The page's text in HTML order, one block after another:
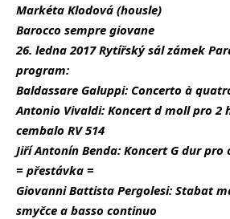
Markéta Klodová (housle)
Barocco sempre giovane
26. ledna 2017 Rytířský sál zámek
program:
Baldassare Galuppi: Concerto à
Antonio Vivaldi: Koncert d moll pro 2
cembalo RV 514
Jiří Antonín Benda: Koncert G dur pro
= přestávka =
Giovanni Battista Pergolesi: Stabat
smyčce a basso continuo